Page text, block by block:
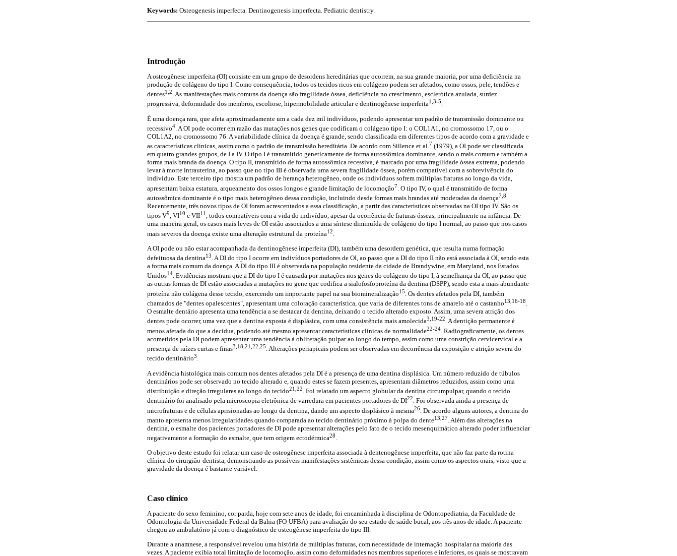
Keywords: Osteogenesis imperfecta. Dentinogenesis imperfecta. Pediatric dentistry.
Introdução
A osteogênese imperfeita (OI) consiste em um grupo de desordens hereditárias que ocorrem, na sua grande maioria, por uma deficiência na
produção de colágeno do tipo I. Como consequência, todos os tecidos ricos em colágeno podem ser afetados, como ossos, pele, tendões e
dentes1,2. As manifestações mais comuns da doença são fragilidade óssea, deficiência no crescimento, esclerótica azulada, surdez
progressiva, deformidade dos membros, escoliose, hipermobilidade articular e dentinogênese imperfeita1,3-5.
É uma doença rara, que afeta aproximadamente um a cada dez mil indivíduos, podendo apresentar um padrão de transmissão dominante ou
recessivo4 . A OI pode ocorrer em razão das mutações nos genes que codificam o colágeno tipo I: o COL1A1, no cromossomo 17, ou o
COL1A2, no cromossomo 76. A variabilidade clínica da doença é grande, sendo classificada em diferentes tipos de acordo com a gravidade e
as características clínicas, assim como o padrão de transmissão hereditária. De acordo com Sillence et al.7 (1979), a OI pode ser classificada
em quatro grandes grupos, de I a IV. O tipo I é transmitido geneticamente de forma autossômica dominante, sendo o mais comum e também a
forma mais branda da doença. O tipo II, transmitido de forma autossômica recessiva, é marcado por uma fragilidade óssea extrema, podendo
levar à morte intrauterina, ao passo que no tipo III é observada uma severa fragilidade óssea, porém compatível com a sobrevivência do
indivíduo. Este terceiro tipo mostra um padrão de herança heterogêneo, onde os indivíduos sofrem múltiplas fraturas ao longo da vida,
apresentam baixa estatura, arqueamento dos ossos longos e grande limitação de locomoção7 . O tipo IV, o qual é transmitido de forma
autossômica dominante é o tipo mais heterogêneo dessa condição, incluindo desde formas mais brandas até moderadas da doença7,8
Recentemente, três novos tipos de OI foram acrescentados a essa classificação, a partir das características observadas na OI tipo IV. São os
tipos V9, VI10 e VII11, todos compatíveis com a vida do indivíduo, apesar da ocorrência de fraturas ósseas, principalmente na infância. De
uma maneira geral, os casos mais leves de OI estão associados a uma síntese diminuída de colágeno do tipo I normal, ao passo que nos casos
mais severos da doença existe uma alteração estrutural da proteína12
A OI pode ou não estar acompanhada da dentinogênese imperfeita (DI), também uma desordem genética, que resulta numa formação
defeituosa da dentina13. A DI do tipo I ocorre em indivíduos portadores de OI, ao passo que a DI do tipo II não está associada à OI, sendo esta
a forma mais comum da doença. A DI do tipo III é observada na população residente da cidade de Brandywine, em Maryland, nos Estados
Unidos14. Evidências mostram que a DI do tipo I é causada por mutações nos genes do colágeno do tipo I, à semelhança da OI, ao passo que
as outras formas de DI estão associadas a mutações no gene que codifica a sialofosfoproteína da dentina (DSPP), sendo esta a mais abundante
proteína não colágena desse tecido, exercendo um importante papel na sua biomineralização15 . Os dentes afetados pela DI, também
chamados de "dentes opalescentes", apresentam uma coloração característica, que varia de diferentes tons de amarelo até o castanho13,16-18.
O esmalte dentário apresenta uma tendência a se destacar da dentina, deixando o tecido alterado exposto. Assim, uma severa atrição dos
dentes pode ocorrer, uma vez que a dentina exposta é displásica, com uma consistência mais amolecida3,19-22. A dentição permanente é
menos afetada do que a decídua, podendo até mesmo apresentar características clínicas de normalidade22-24 . Radiograficamente, os dentes
acometidos pela DI podem apresentar uma tendência à obliteração pulpar ao longo do tempo, assim como uma constrição cervicervical e a
presença de raízes curtas e finas3,18,21,22,25. Alterações periapicais podem ser observadas em decorrência da exposição e atrição severa do
tecido dentinário3.
A evidência histológica mais comum nos dentes afetados pela DI é a presença de uma dentina displásica. Um número reduzido de túbulos
dentinários pode ser observado no tecido alterado e, quando estes se fazem presentes, apresentam diâmetros reduzidos, assim como uma
distribuição e direção irregulares ao longo do tecido21,22 . Foi relatado um aspecto globular da dentina circumpulpar, quando o tecido
dentinário foi analisado pela microscopia eletrônica de varredura em pacientes portadores de DI22. Foi observada ainda a presença de
microfraturas e de células aprisionadas ao longo da dentina, dando um aspecto displásico à mesma26 . De acordo alguns autores, a dentina do
manto apresenta menos irregularidades quando comparada ao tecido dentinário próximo à polpa do dente13,27 . Além das alterações na
dentina, o esmalte dos pacientes portadores de DI pode apresentar alterações pelo fato de o tecido mesenquimático alterado poder influenciar
negativamente a formação do esmalte, que tem origem ectodérmica28.
O objetivo deste estudo foi relatar um caso de osteogênese imperfeita associada à dentenogênese imperfeita, que não faz parte da rotina
clínica do cirurgião-dentista, demonstrando as possíveis manifestações sistêmicas dessa condição, assim como os aspectos orais, visto que a
gravidade da doença é bastante variável.
Caso clínico
A paciente do sexo feminino, cor parda, hoje com sete anos de idade, foi encaminhada à disciplina de Odontopediatria, da Faculdade de
Odontologia da Universidade Federal da Bahia (FO-UFBA) para avaliação do seu estado de saúde bucal, aos três anos de idade. A paciente
chegou ao ambulatório já com o diagnóstico de osteogênese imperfeita do tipo III.
Durante a anamnese, a responsável revelou uma história de múltiplas fraturas, com necessidade de internação hospitalar na maioria das
vezes. A paciente exibia total limitação de locomoção, assim como deformidades nos membros superiores e inferiores, os quais se mostravam